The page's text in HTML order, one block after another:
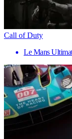
Call of Duty
Le Mans